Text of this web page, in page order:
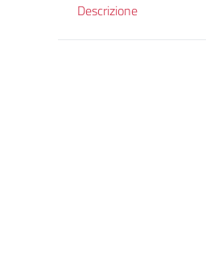
Descrizione